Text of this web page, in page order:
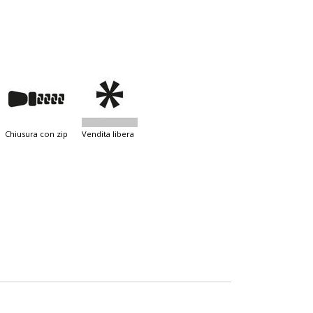
chiusura con zip vendita libera